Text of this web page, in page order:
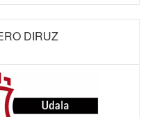
DIRUZ